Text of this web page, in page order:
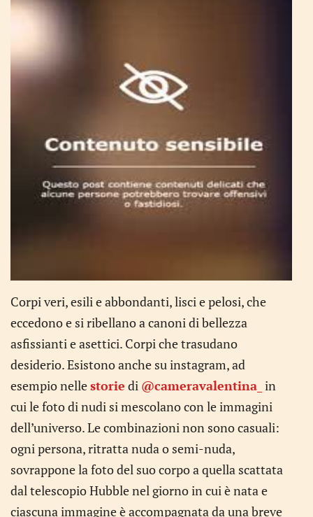
Corpi veri, esili e abbondanti, lisci e pelosi, che
eccedono e si ribellano a canoni di bellezza
asfissianti e asettici. Corpi che trasudano
desiderio. Esistono anche su instagram, ad
esempio nellestorie di @cameravalentina_ in
cui le foto di nudi si mescolano con le immagini
dell’universo. Le combinazioni non sono casuali:
ogni persona, ritratta nuda o semi-nuda,
sovrappone la foto del suo corpo a quella scattata
dal telescopio Hubble nel giorno in cui è nata e
ciascuna immagine è accompagnata da una breve